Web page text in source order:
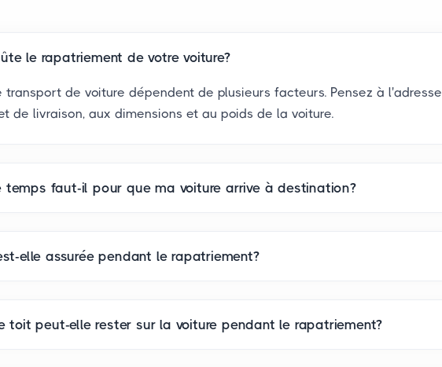
le rapatriement de votre voiture?
transport de voiture dépendent de plusieurs facteurs. Pensez à l'adresse
de livraison, aux dimensions et au poids de la voiture.
temps faut-il pour que ma voiture arrive à destination?
elle assurée pendant le rapatriement?
toit peut-elle rester sur la voiture pendant le rapatriement?